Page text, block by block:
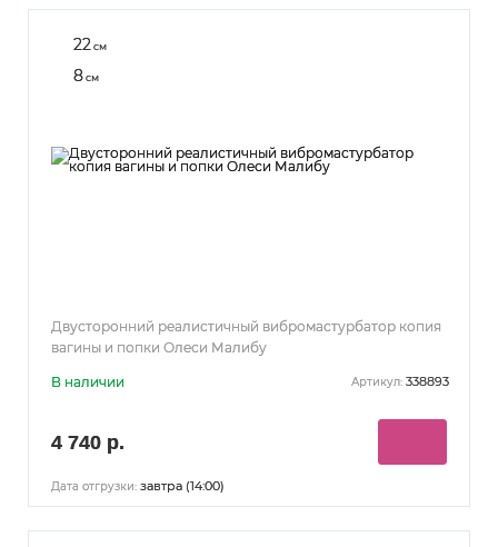
22 см
8см
Двусторонний реалистичный вибромастурбатор копия
вагины и попки Олеси Малибу
В наличии Артикул: 338893
4 740 р.
Дата отгрузки: завтра (14:00)